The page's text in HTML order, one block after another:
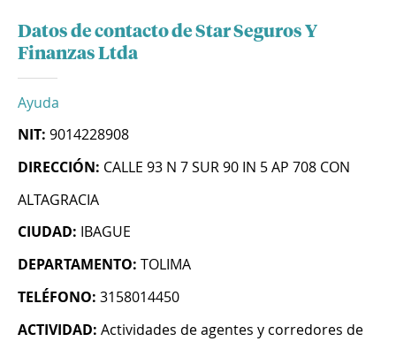
Datos de contacto de Star Seguros Y
Finanzas Ltda
Ayuda
NIT: 9014228908
DIRECCIÓN: CALLE 93 N 7 SUR 90 IN 5 AP 708 CON
ALTAGRACIA
CIUDAD: IBAGUE
DEPARTAMENTO: TOLIMA
TELÉFONO: 3158014450
ACTIVIDAD: Actividades de agentes y corredores de